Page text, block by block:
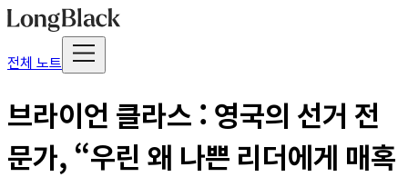
전체 노트
브라이언 클라스 : 영국의 선거 전
문가, “우린 왜 나쁜 리더에게 매혹